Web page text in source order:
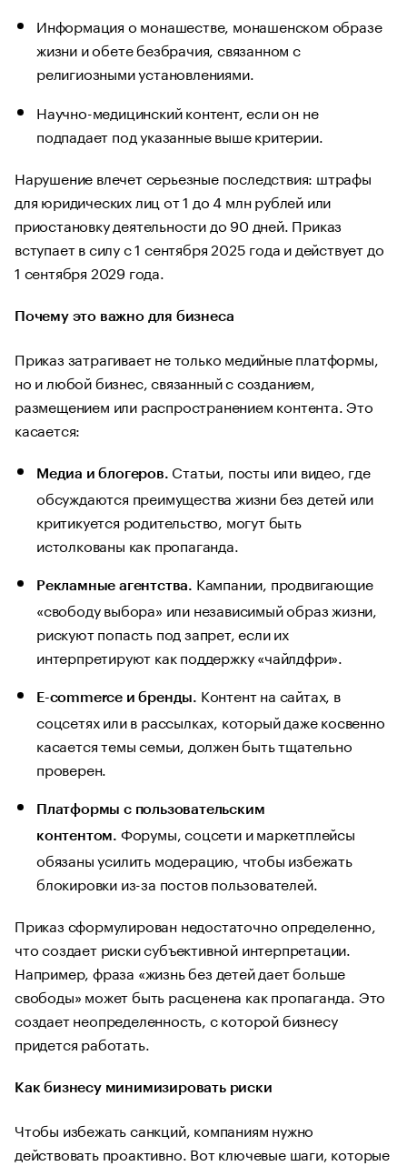
Информация о монашестве, монашенском образе
жизни и обете безбрачия, связанном с
религиозными установлениями.
Научно-медицинский контент, если он не
подпадает под указанные выше критерии.
Нарушение влечет серьезные последствия: штрафы
для юридических лиц от 1 до 4 млн рублей или
приостановку деятельности до 90 дней. Приказ
вступает в силу с 1 сентября 2025 года и действует до
1 сентября 2029 года.
Почему это важно для бизнеса
Приказ затрагивает не только медийные платформы,
но и любой бизнес, связанный с созданием,
размещением или распространением контента. Это
касается:
Медиа и блогеров. Статьи, посты или видео, где
обсуждаются преимущества жизни без детей или
критикуется родительство, могут быть
истолкованы как пропаганда.
Рекламные агентства. Кампании, продвигающие
«свободу выбора» или независимый образ жизни,
рискуют попасть под запрет, если их
интерпретируют как поддержку «чайлдфри».
E-commerce и бренды. Контент на сайтах, в
соцсетях или в рассылках, который даже косвенно
касается темы семьи, должен быть тщательно
проверен.
Платформы с пользовательским
контентом. Форумы, соцсети и маркетплейсы
обязаны усилить модерацию, чтобы избежать
блокировки из-за постов пользователей.
Приказ сформулирован недостаточно определенно,
что создает риски субъективной интерпретации.
Например, фраза «жизнь без детей дает больше
свободы» может быть расценена как пропаганда. Это
создает неопределенность, с которой бизнесу
придется работать.
Как бизнесу минимизировать риски
Чтобы избежать санкций, компаниям нужно
действовать проактивно. Вот ключевые шаги, которые